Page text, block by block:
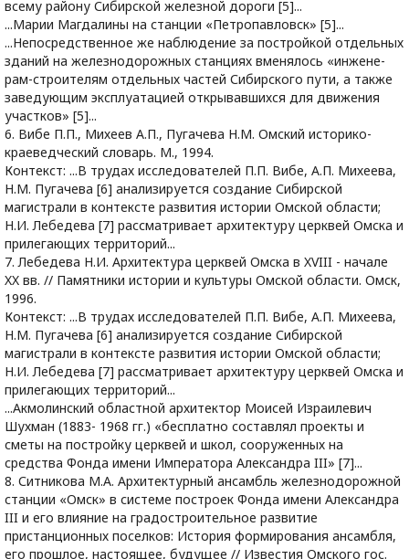
всему району Сибирской железной дороги [5]...
...Марии Магдалины на станции «Петропавловск» [5]...
...Непосредственное же наблюдение за постройкой отдельных
зданий на железнодорожных станциях вменялось «инжене-
рам-строителям отдельных частей Сибирского пути, а также
заведующим эксплуатацией открывавшихся для движения
участков» [5]...
6. Вибе П.П., Михеев А.П., Пугачева Н.М. Омский историко-
краеведческий словарь. М., 1994.
Контекст: ...В трудах исследователей П.П. Вибе, А.П. Михеева,
Н.М. Пугачева [6] анализируется создание Сибирской
магистрали в контексте развития истории Омской области;
Н.И. Лебедева [7] рассматривает архитектуру церквей Омска и
прилегающих территорий...
7. Лебедева Н.И. Архитектура церквей Омска в XVIII - начале
XX вв. // Памятники истории и культуры Омской области. Омск,
1996.
Контекст: ...В трудах исследователей П.П. Вибе, А.П. Михеева,
Н.М. Пугачева [6] анализируется создание Сибирской
магистрали в контексте развития истории Омской области;
Н.И. Лебедева [7] рассматривает архитектуру церквей Омска и
прилегающих территорий...
...Акмолинский областной архитектор Моисей Израилевич
Шухман (1883- 1968 гг.) «бесплатно составлял проекты и
сметы на постройку церквей и школ, сооруженных на
средства Фонда имени Императора Александра III» [7]...
8. Ситникова М.А. Архитектурный ансамбль железнодорожной
станции «Омск» в системе построек Фонда имени Александра
III и его влияние на градостроительное развитие
пристанционных поселков: История формирования ансамбля,
его прошлое, настоящее, будущее // Известия Омского гос.